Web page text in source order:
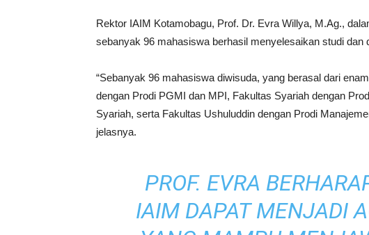
Rektor IAIM Kotamobagu, Prof. Dr. Evra Willya, M.Ag.,
sebanyak 96 mahasiswa berhasil menyelesaikan studi dan
“Sebanyak 96 mahasiswa diwisuda, yang berasal dari
dengan Prodi PGMI dan MPI, Fakultas Syariah dengan
Syariah, serta Fakultas Ushuluddin dengan Prodi
jelasnya.
PROF. EVRA
IAIM DAPAT MENJADI